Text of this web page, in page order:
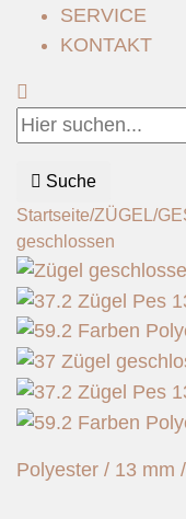
SERVICE
KONTAKT
Suche
Startseite/ZÜGEL/
geschlossen
Polyester / 13 mm